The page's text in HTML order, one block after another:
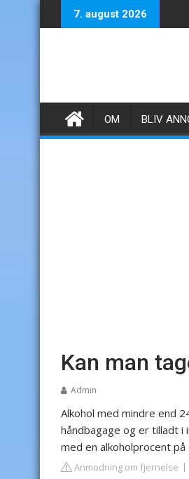
to
7. august 2026
OM BLIV
Kan man
Admin
Alkohol med mindre end
håndbagage og er tilladt i
med en alkoholprocent
Anmodning om fjernelse